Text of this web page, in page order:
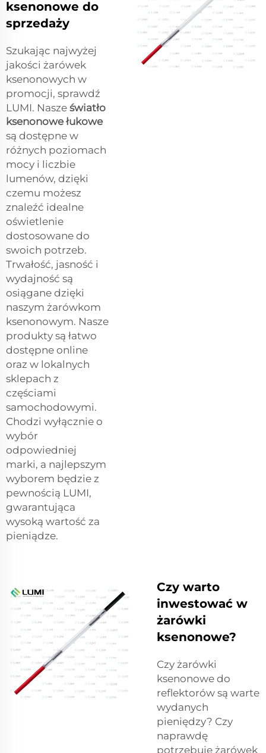
ksenonowe do
sprzedaży
Szukając najwyżej
jakości żarówek
ksenonowych w
promocji, sprawdź
LUMI. Nasze światło
ksenonowe łukowe
są dostępne w
różnych poziomach
mocy i liczbie
lumenów, dzięki
czemu możesz
znaleźć idealne
oświetlenie
dostosowane do
swoich potrzeb.
Trwałość, jasność i
wydajność są
osiągane dzięki
naszym żarówkom
ksenonowym. Nasze
produkty są łatwo
dostępne online
oraz w lokalnych
sklepach z
częściami
samochodowymi.
Chodzi wyłącznie o
wybór
odpowiedniej
marki, a najlepszym
wyborem będzie z
pewnością LUMI,
gwarantująca
wysoką wartość za
pieniądze.
Czy warto
inwestować w
żarówki
ksenonowe?
Czy żarówki
ksenonowe do
reflektorów są warte
wydanych
pieniędzy? Czy
naprawdę
potrzebuję żarówek